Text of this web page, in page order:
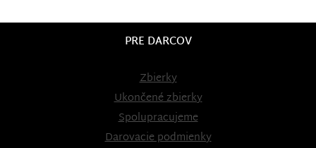
PRE DARCOV
Zbierky
Ukončené zbierky
Spolupracujeme
Darovacie podmienky